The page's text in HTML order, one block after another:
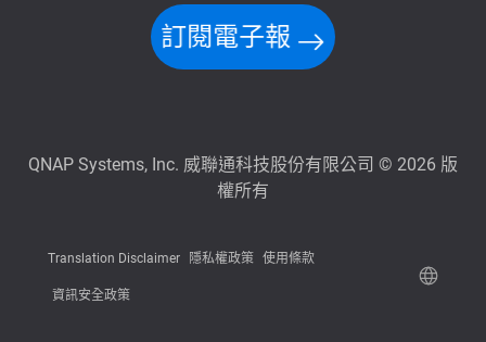
訂閱電子報
QNAP Systems, Inc. 威聯通科技股份有限公司 © 2026 版
權所有
Translation Disclaimer 隱私權政策 使用條款
資訊安全政策